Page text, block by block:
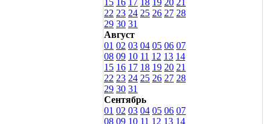
15 16 17 18 19 20 21
22 23 24 25 26 27 28
29 30 31
Август
01 02 03 04 05 06 07
08 09 10 11 12 13 14
15 16 17 18 19 20 21
22 23 24 25 26 27 28
29 30 31
Сентябрь
01 02 03 04 05 06 07
08 09 10 11 12 13 14